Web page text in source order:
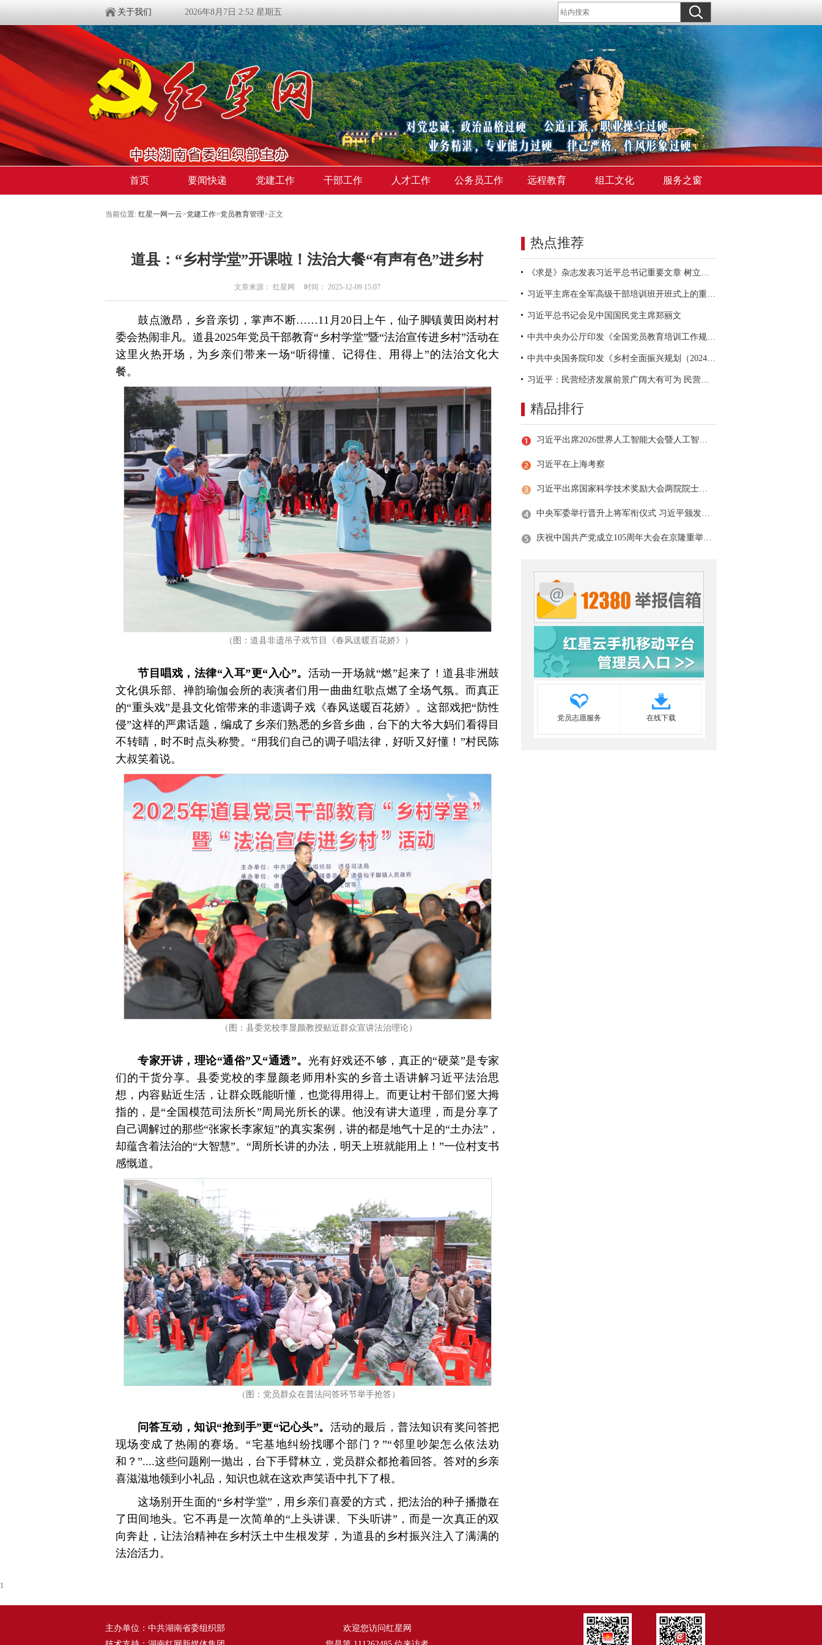
关于我们 2026年8月7日 2:52 星期五
首页 要闻快递 党建工作 干部工作 人才工作 公务员工作 远程教育 组工文化 服务之窗
当前位置: 红星一网一云>党建工作>党员教育管理>正文
道县：“乡村学堂”开课啦！法治大餐“有声有色”进乡村
文章来源： 红星网 时间： 2025-12-09 15:07
鼓点激昂，乡音亲切，掌声不断……11月20日上午，仙子脚镇黄田岗村村
委会热闹非凡。道县2025年党员干部教育“乡村学堂”暨“法治宣传进乡村”活动在
这里火热开场，为乡亲们带来一场“听得懂、记得住、用得上”的法治文化大
餐。
（图：道县非遗吊子戏节目《春风送暖百花娇》）
节目唱戏，法律“入耳”更“入心”。 活动一开场就“燃”起来了！道县非洲鼓
文化俱乐部、禅韵瑜伽会所的表演者们用一曲曲红歌点燃了全场气氛。而真正
的“重头戏”是县文化馆带来的非遗调子戏《春风送暖百花娇》。这部戏把“防性
侵”这样的严肃话题，编成了乡亲们熟悉的乡音乡曲，台下的大爷大妈们看得目
不转睛，时不时点头称赞。“用我们自己的调子唱法律，好听又好懂！”村民陈
大叔笑着说。
（图：县委党校李显颜教授贴近群众宣讲法治理论）
专家开讲，理论“通俗”又“通透”。 光有好戏还不够，真正的“硬菜”是专家
们的干货分享。县委党校的李显颜老师用朴实的乡音土语讲解习近平法治思
想，内容贴近生活，让群众既能听懂，也觉得用得上。而更让村干部们竖大拇
指的，是“全国模范司法所长”周局光所长的课。他没有讲大道理，而是分享了
自己调解过的那些“张家长李家短”的真实案例，讲的都是地气十足的“土办法”，
却蕴含着法治的“大智慧”。“周所长讲的办法，明天上班就能用上！”一位村支书
感慨道。
（图：党员群众在普法问答环节举手抢答）
问答互动，知识“抢到手”更“记心头”。 活动的最后，普法知识有奖问答把
现场变成了热闹的赛场。“宅基地纠纷找哪个部门？”“邻里吵架怎么依法劝
和？”....这些问题刚一抛出，台下手臂林立，党员群众都抢着回答。答对的乡亲
喜滋滋地领到小礼品，知识也就在这欢声笑语中扎下了根。
这场别开生面的“乡村学堂”，用乡亲们喜爱的方式，把法治的种子播撒在
了田间地头。它不再是一次简单的“上头讲课、下头听讲”，而是一次真正的双
向奔赴，让法治精神在乡村沃土中生根发芽，为道县的乡村振兴注入了满满的
法治活力。
热点推荐
《求是》杂志发表习近平总书记重要文章 树立和践行正确政绩观
习近平主席在全军高级干部培训班开班式上的重要讲话引领全军开展思想整风、深化政治整训
习近平总书记会见中国国民党主席郑丽文
中共中央办公厅印发《全国党员教育培训工作规划（2024－2028年）》
中共中央国务院印发《乡村全面振兴规划（2024—2027年）》
习近平：民营经济发展前景广阔大有可为 民营企业和民营企业家大显身手正当其时
精品排行
习近平出席2026世界人工智能大会暨人工智能全球治理高级别会议开幕式并发表主旨讲话
习近平在上海考察
习近平出席国家科学技术奖励大会两院院士大会中国科协第十一次全国代表大会并发表重要讲话
中央军委举行晋升上将军衔仪式 习近平颁发命令状并向晋衔的军官表示祝贺
庆祝中国共产党成立105周年大会在京隆重举行 习近平发表重要讲话
党员志愿服务 在线下载
1
主办单位：中共湖南省委组织部
欢迎您访问红星网